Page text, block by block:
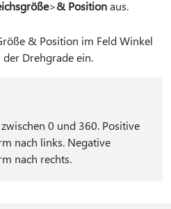
>& Positionaus.
& Position im Feld Winkel
Drehgrade ein.
0 und 360. Positive
nach links. Negative
nach rechts.